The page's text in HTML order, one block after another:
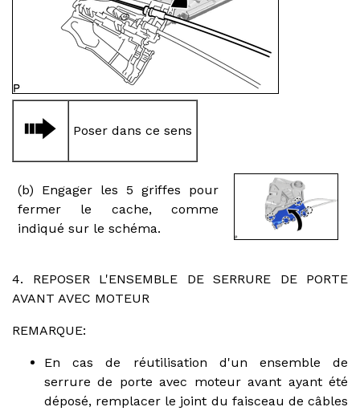
Poser dans ce sens
(b) Engager les 5 griffes pour
fermer le cache, comme
indiqué sur le schéma.
4. REPOSER L'ENSEMBLE DE SERRURE DE PORTE
AVANT AVEC MOTEUR
REMARQUE:
En cas de réutilisation d'un ensemble de
serrure de porte avec moteur avant ayant été
déposé, remplacer le joint du faisceau de câbles